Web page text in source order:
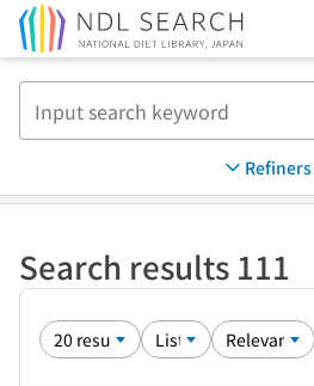
Refiners
Search results 111